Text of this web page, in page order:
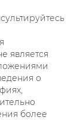
является
о
более